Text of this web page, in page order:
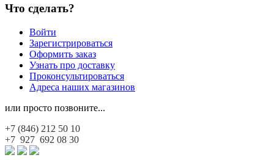
Что сделать?
Войти
Зарегистрироваться
Оформить заказ
Узнать про доставку
Проконсультироваться
Адреса наших магазинов
или просто позвоните...
+7 (846) 212 50 10
+7 927 692 08 30